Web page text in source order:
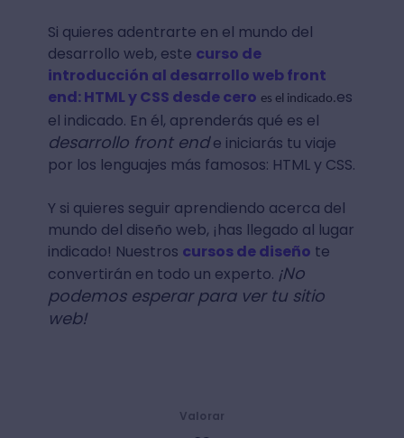
Si quieres adentrarte en el mundo del
desarrollo web, este curso de
introducción al desarrollo web front
end: HTML y CSS desde cero es el indicado.es
el indicado. En él, aprenderás qué es el
desarrollo front ende iniciarás tu viaje
por los lenguajes más famosos: HTML y CSS.
Y si quieres seguir aprendiendo acerca del
mundo del diseño web, ¡has llegado al lugar
indicado! Nuestros cursos de diseño te
convertirán en todo un experto. ¡No
podemos esperar para ver tu sitio
web!
Valorar